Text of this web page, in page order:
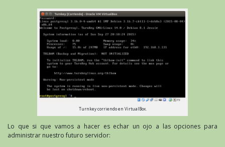
Turnkey corriendo en VirtualBox.
Lo que si que vamos a hacer es echar un ojo a las opciones para
administrar nuestro futuro servidor: